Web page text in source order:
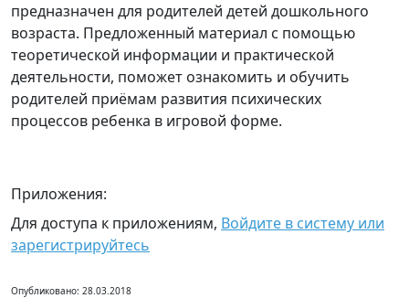
предназначен для родителей детей дошкольного
возраста. Предложенный материал с помощью
теоретической информации и практической
деятельности, поможет ознакомить и обучить
родителей приёмам развития психических
процессов ребенка в игровой форме.
Приложения:
Для доступа к приложениям, Войдите в систему или
зарегистрируйтесь
Опубликовано: 28.03.2018